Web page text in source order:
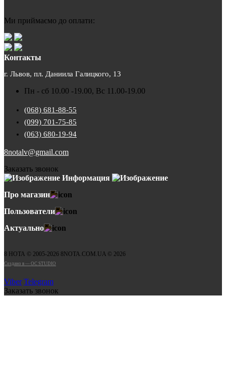
Ми приймаємо до оплати:
Контакты
г. Львов, пл. Даниила Галицкого, 13
Пн - сб 10.00 -19.00, Вс 11.00-19.00
(068) 681-88-55
(099) 701-75-85
(063) 680-19-94
8notalv@gmail.com
Заказать звонок
Информация
Про магазин
Пользователи
Актуально
8 НОТА © 2005-2026 8NOTA.COM.UA © 2026
Создано в — OC STUDIO
Viber Telegram
Заказать звонок